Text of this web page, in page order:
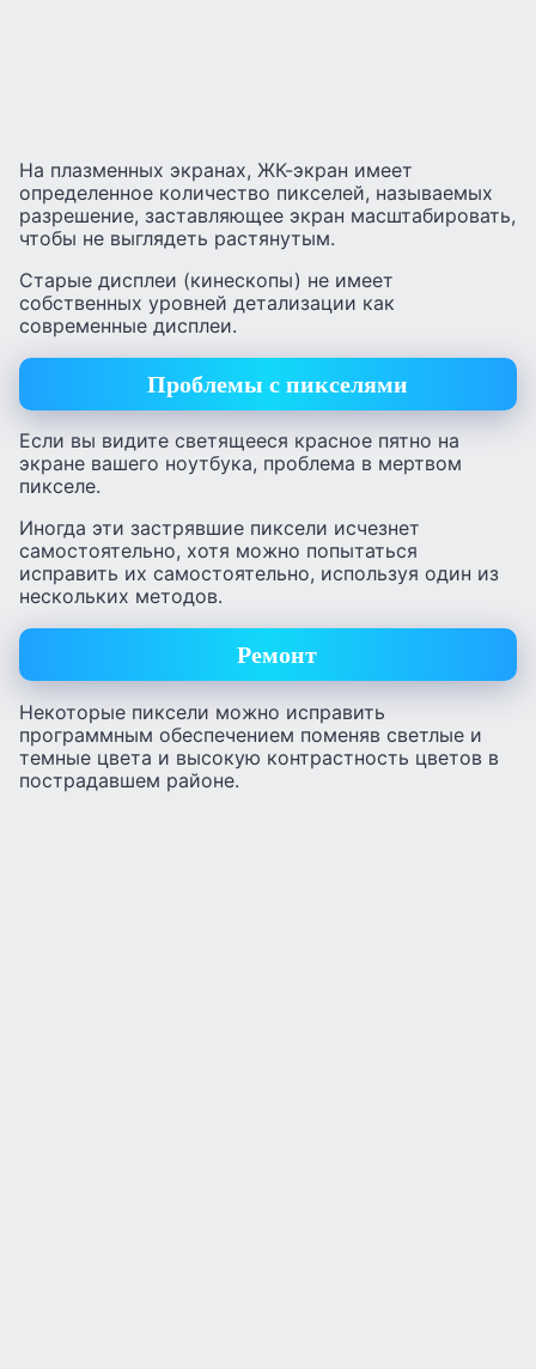
На плазменных экранах, ЖК-экран имеет
определенное количество пикселей, называемых
разрешение, заставляющее экран масштабировать,
чтобы не выглядеть растянутым.
Старые дисплеи (кинескопы) не имеет
собственных уровней детализации как
современные дисплеи.
Проблемы с пикселями
Если вы видите светящееся красное пятно на
экране вашего ноутбука, проблема в мертвом
пикселе.
Иногда эти застрявшие пиксели исчезнет
самостоятельно, хотя можно попытаться
исправить их самостоятельно, используя один из
нескольких методов.
Ремонт
Некоторые пиксели можно исправить
программным обеспечением поменяв светлые и
темные цвета и высокую контрастность цветов в
пострадавшем районе.